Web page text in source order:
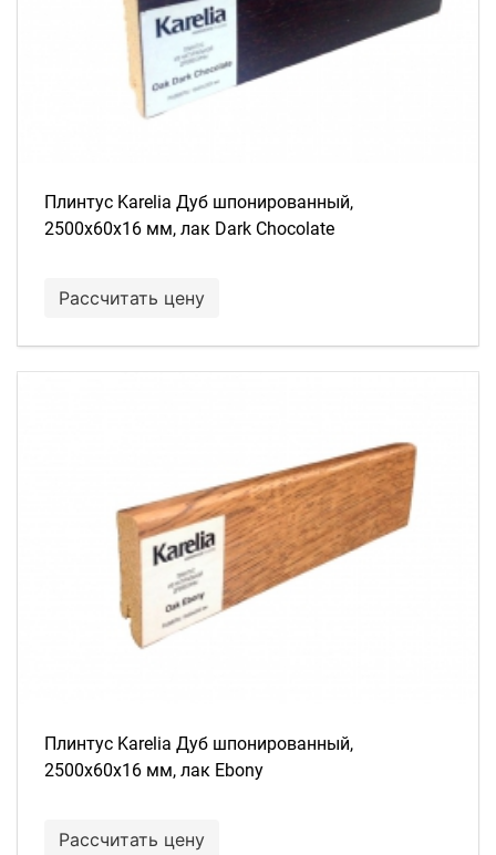
Плинтус Karelia Дуб шпонированный,
2500х60х16 мм, лак Dark Chocolate
Рассчитать цену
Плинтус Karelia Дуб шпонированный,
2500х60х16 мм, лак Ebony
Рассчитать цену